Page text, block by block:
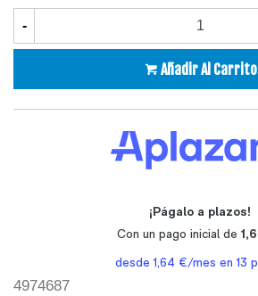
-
Añadir Al Carrito
4974687